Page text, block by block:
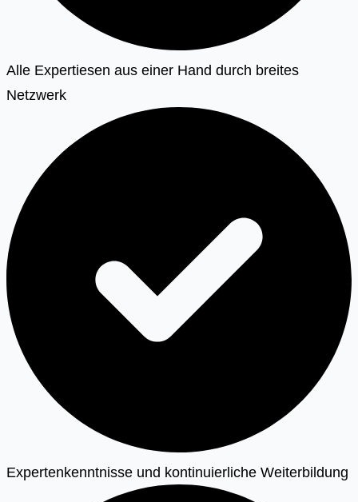
Alle Expertiesen aus einer Hand durch breites
Netzwerk
Expertenkenntnisse und kontinuierliche Weiterbildung